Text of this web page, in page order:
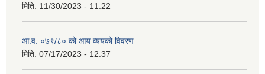
मिति: 11/30/2023 - 11:22
आ.व. ०७९/८० को आय व्ययको विवरण
मिति: 07/17/2023 - 12:37